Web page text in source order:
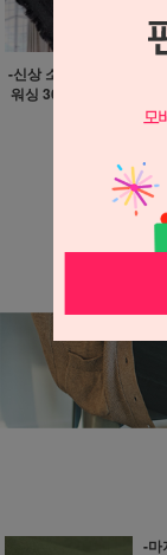
-신상 소분- 브랜드 바이오
워싱 36수 라미/코튼 블랙
-마